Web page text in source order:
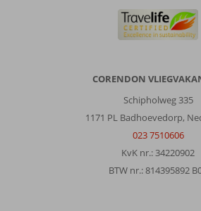
CORENDON
Schipholweg 335
1171 PL Badhoevedorp,
023 7510606
KvK nr.: 34220902
BTW nr.: 814395892